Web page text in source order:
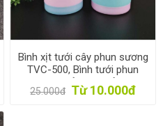
Bình xịt tưới cây phun sương
TVC-500, Bình tưới phun
hoa cây cảnh, Xịt rửa tay,
Lau kính
25.000đ Từ 10.000đ